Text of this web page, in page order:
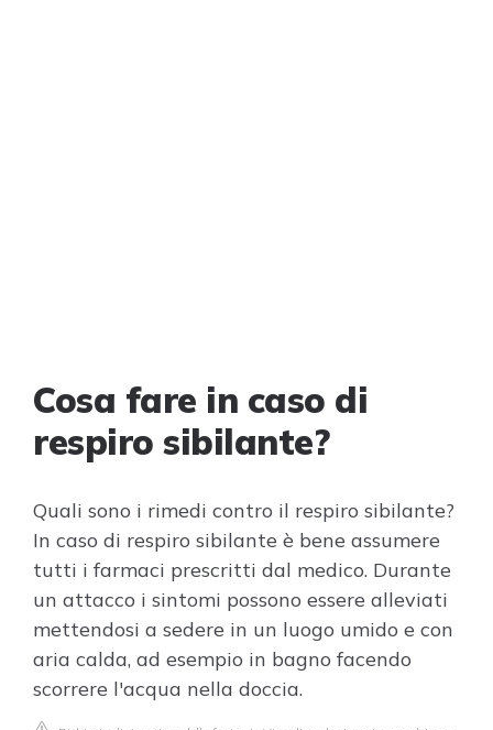
Cosa fare in caso di
respiro sibilante?
Quali sono i rimedi contro il respiro sibilante?
In caso di respiro sibilante è bene assumere
tutti i farmaci prescritti dal medico. Durante
un attacco i sintomi possono essere alleviati
mettendosi a sedere in un luogo umido e con
aria calda, ad esempio in bagno facendo
scorrere l'acqua nella doccia.